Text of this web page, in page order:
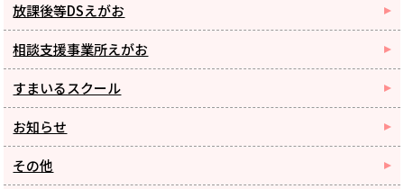
放課後等DSえがお
相談支援事業所えがお
すまいるスクール
お知らせ
その他